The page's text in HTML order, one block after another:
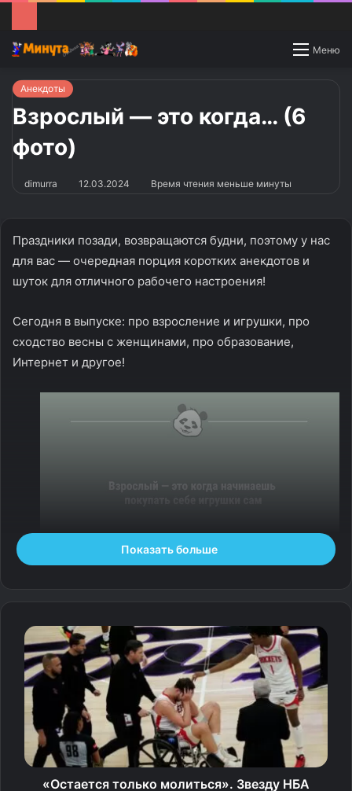
Меню
Switch
Анекдоты
Взрослый — это когда… (6
фото)
dimurra 12.03.2024 Время чтения меньше минуты
Праздники позади, возвращаются будни, поэтому у нас
для вас — очередная порция коротких анекдотов и
шуток для отличного рабочего настроения!
Сегодня в выпуске: про взросление и игрушки, про
сходство весны с женщинами, про образование,
Интернет и другое!
Показать больше
«Остается только молиться». Звезду НБА